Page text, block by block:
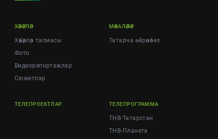
ХӘБӘРЛӘР
Хәбәрләр тасмасы
Фото
Видеорепортажлар
Cюжетлар
МӘКАЛӘЛӘР
Татарча өйрәнәбез
ТЕЛЕПРОЕКТЛАР ТЕЛЕПРОГРАММА
ТНВ-Татарстан
ТНВ-Планета